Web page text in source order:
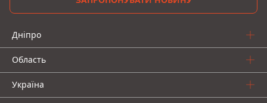
Дніпро
Область
Україна